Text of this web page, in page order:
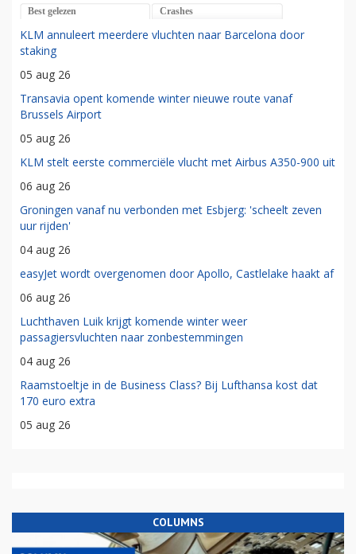
Best gelezen Crashes
KLM annuleert meerdere vluchten naar Barcelona door
staking
05 aug 26
Transavia opent komende winter nieuwe route vanaf
Brussels Airport
05 aug 26
KLM stelt eerste commerciële vlucht met Airbus A350-900 uit
06 aug 26
Groningen vanaf nu verbonden met Esbjerg: 'scheelt zeven
uur rijden'
04 aug 26
easyJet wordt overgenomen door Apollo, Castlelake haakt af
06 aug 26
Luchthaven Luik krijgt komende winter weer
passagiersvluchten naar zonbestemmingen
04 aug 26
Raamstoeltje in de Business Class? Bij Lufthansa kost dat
170 euro extra
05 aug 26
COLUMNS